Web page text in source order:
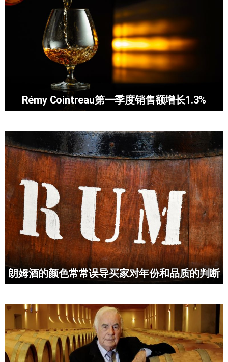
Rémy Cointreau第一季度销售额增长1.3%
朗姆酒的颜色常常误导买家对年份和品质的判断